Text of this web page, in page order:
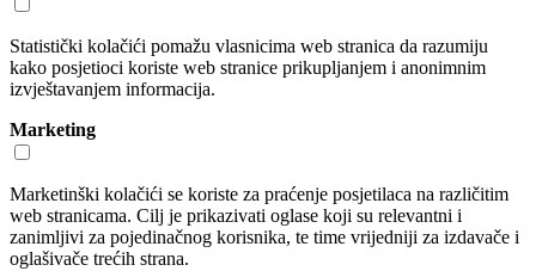
Statistički kolačići pomažu vlasnicima web stranica da razumiju
kako posjetioci koriste web stranice prikupljanjem i anonimnim
izvještavanjem informacija.
Marketing
Marketinški kolačići se koriste za praćenje posjetilaca na različitim
web stranicama. Cilj je prikazivati oglase koji su relevantni i
zanimljivi za pojedinačnog korisnika, te time vrijedniji za izdavače i
oglašivače trećih strana.